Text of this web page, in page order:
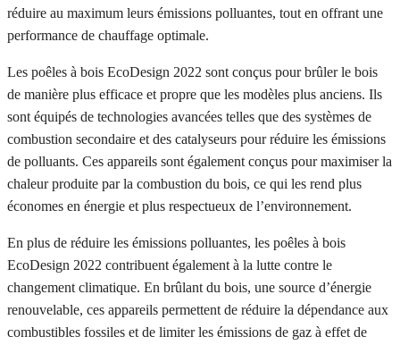
réduire au maximum leurs émissions polluantes, tout en offrant une
performance de chauffage optimale.
Les poêles à bois EcoDesign 2022 sont conçus pour brûler le bois
de manière plus efficace et propre que les modèles plus anciens. Ils
sont équipés de technologies avancées telles que des systèmes de
combustion secondaire et des catalyseurs pour réduire les émissions
de polluants. Ces appareils sont également conçus pour maximiser la
chaleur produite par la combustion du bois, ce qui les rend plus
économes en énergie et plus respectueux de l’environnement.
En plus de réduire les émissions polluantes, les poêles à bois
EcoDesign 2022 contribuent également à la lutte contre le
changement climatique. En brûlant du bois, une source d’énergie
renouvelable, ces appareils permettent de réduire la dépendance aux
combustibles fossiles et de limiter les émissions de gaz à effet de